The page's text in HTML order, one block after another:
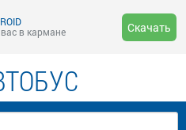
в кармане
Скачать